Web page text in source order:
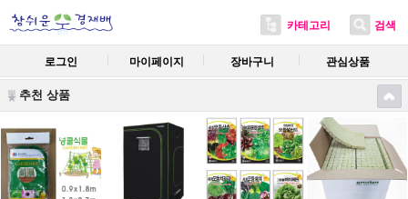
카테고리 검색
로그인 마이페이지 장바구니 관심상품
추천 상품